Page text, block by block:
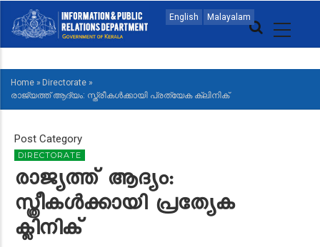
main
English Malayalam
MAIN
NAVIGATION
MALAYALAM
BREADCRUMB
Home » Directorate »
രാജ്യത്ത് ആദ്യം: സ്ത്രീകൾക്കായി പ്രത്യേക ക്ലിനിക്
Post Category
DIRECTORATE
രാജ്യത്ത് ആദ്യം:
സ്ത്രീകൾക്കായി പ്രത്യേക
ക്ലിനിക്